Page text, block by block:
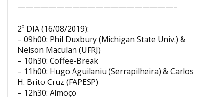
————————————————————–
2º DIA (16/08/2019):
– 09h00: Phil Duxbury (Michigan State Univ.) &
Nelson Maculan (UFRJ)
– 10h30: Coffee-Break
– 11h00: Hugo Aguilaniu (Serrapilheira) & Carlos
H. Brito Cruz (FAPESP)
– 12h30: Almoço